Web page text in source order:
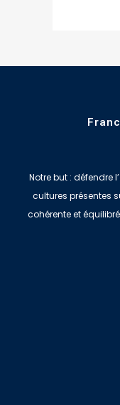
Notre but : défendre
cultures présentes
cohérente et